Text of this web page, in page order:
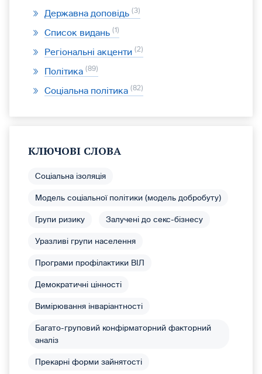
Державна доповідь 3
Список видань 1
Регіональні акценти 2
Політика 89
Соціальна політика 82
КЛЮЧОВІ СЛОВА
Соціальна ізоляція
Модель соціальної політики (модель добробуту)
Групи ризику Залучені до секс-бізнесу
Уразливі групи населення
Програми профілактики ВІЛ
Демократичні цінності
Вимірювання інваріантності
Багато-груповий конфірматорний факторний
аналіз
Прекарні форми зайнятості